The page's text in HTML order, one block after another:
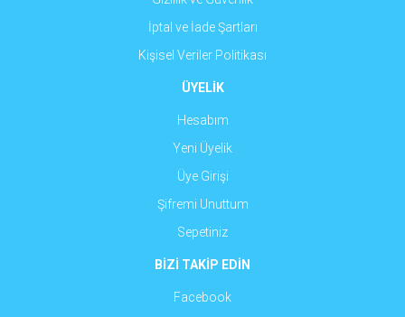
İptal ve İade Şartları
Kişisel Veriler Politikası
ÜYELİK
Hesabım
Yeni Üyelik
Üye Girişi
Şifremi Unuttum
Sepetiniz
BİZİ TAKİP EDİN
Facebook